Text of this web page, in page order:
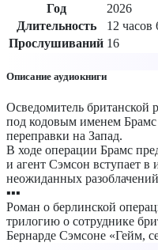
Год
2026
Длительность
12 часов
Прослушиваний 16
Описание аудиокниги
Осведомитель британской
под кодовым именем Брамс
переправки на Запад.
В ходе операции Брамс
и агент Сэмсон вступает в
неожиданных
▪️▪️▪️
Роман о берлинской
трилогию о сотруднике
Бернарде Сэмсоне «Гейм,